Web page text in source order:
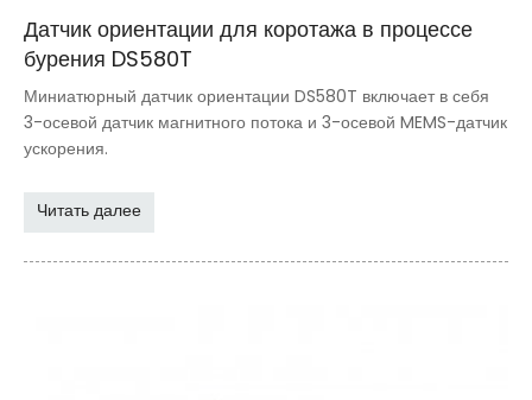
Датчик ориентации для коротажа в процессе
бурения DS580T
Миниатюрный датчик ориентации DS580T включает в себя
3-осевой датчик магнитного потока и 3-осевой MEMS-датчик
ускорения.
Читать далее